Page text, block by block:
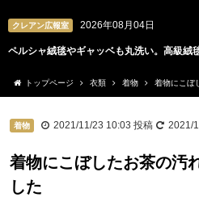
クレアン広報室 2026年08月04日
ペルシャ絨毯やギャッベも丸洗い。高級絨
トップページ 衣類 着物 着物にこぼ
着物 2021/11/23 10:03 投稿 2021/
着物にこぼしたお茶の汚
した